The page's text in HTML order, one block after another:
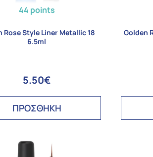
44 points
Rose Style Liner Metallic 18
6.5ml
5.50€
ΠΡΟΣΘΗΚΗ
Golden